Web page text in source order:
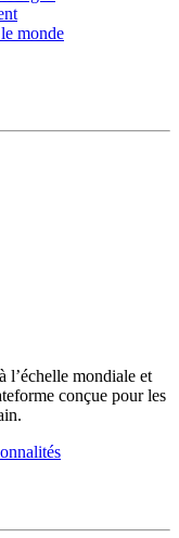
monde
l’échelle mondiale et
conçue pour les